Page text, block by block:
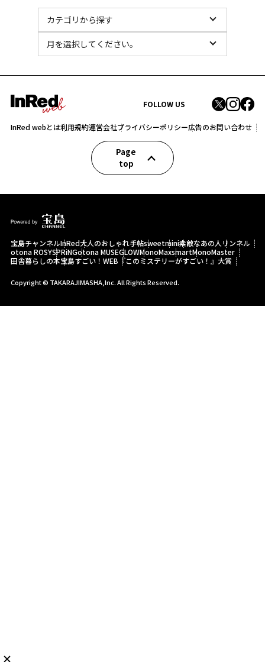
FOLLOW US
InRed webとは利用規約運営会社プライバシーポリシー広告のお問い合わせ
Page
top
宝島チャンネルInRed大人のおしゃれ手帖sweetmini素敵なあの人 リンネル
otona ROSYSPRiNGotona MUSEGLOWMonoMaxsmartMonoMaster
田舎暮らしの本宝島すごい！WEB 『このミステリーがすごい！』大賞
Copyright © TAKARAJIMASHA,Inc. All Rights Reserved.